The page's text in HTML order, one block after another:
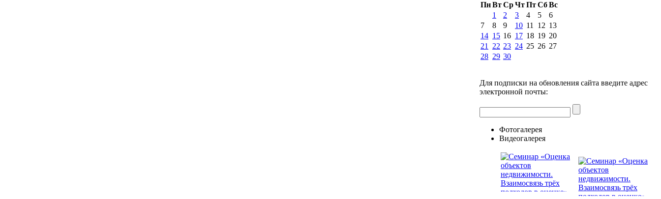
ПнВтСрЧтПтСбВс
1
2 3 4 5
6
7
8 9 10 11 12 13
14 15 16 17 18 19 20
21 22 23 24 25 26 27
28 29 30
Для подписки на обновления сайта введите адрес
электронной почты:
Фотогалерея
Видеогалерея